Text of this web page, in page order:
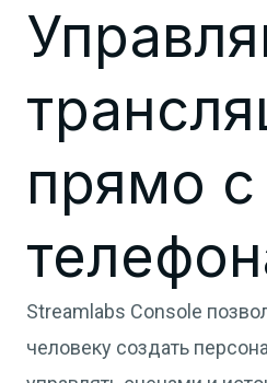
прямо с
Streamlabs Console
человеку создать